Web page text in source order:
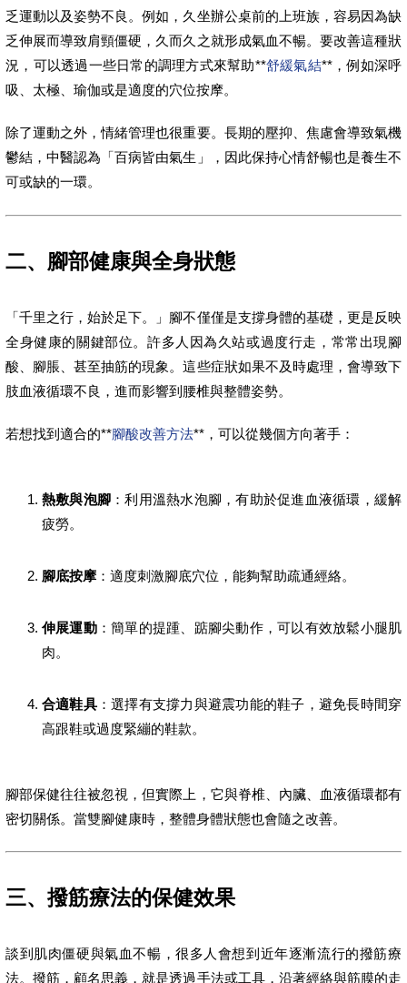
乏運動以及姿勢不良。例如，久坐辦公桌前的上班族，容易因為缺
乏伸展而導致肩頸僵硬，久而久之就形成氣血不暢。要改善這種狀
況，可以透過一些日常的調理方式來幫助**舒緩氣結**，例如深呼
吸、太極、瑜伽或是適度的穴位按摩。
除了運動之外，情緒管理也很重要。長期的壓抑、焦慮會導致氣機
鬱結，中醫認為「百病皆由氣生」，因此保持心情舒暢也是養生不
可或缺的一環。
二、腳部健康與全身狀態
「千里之行，始於足下。」腳不僅僅是支撐身體的基礎，更是反映
全身健康的關鍵部位。許多人因為久站或過度行走，常常出現腳
酸、腳脹、甚至抽筋的現象。這些症狀如果不及時處理，會導致下
肢血液循環不良，進而影響到腰椎與整體姿勢。
若想找到適合的**腳酸改善方法**，可以從幾個方向著手：
熱敷與泡腳 ：利用溫熱水泡腳，有助於促進血液循環，緩解
疲勞。
腳底按摩 ：適度刺激腳底穴位，能夠幫助疏通經絡。
伸展運動：簡單的提踵、踮腳尖動作，可以有效放鬆小腿肌
肉。
合適鞋具：選擇有支撐力與避震功能的鞋子，避免長時間穿
高跟鞋或過度緊繃的鞋款。
腳部保健往往被忽視，但實際上，它與脊椎、內臟、血液循環都有
密切關係。當雙腳健康時，整體身體狀態也會隨之改善。
三、撥筋療法的保健效果
談到肌肉僵硬與氣血不暢，很多人會想到近年逐漸流行的撥筋療
法。撥筋，顧名思義，就是透過手法或工具，沿著經絡與筋膜的走